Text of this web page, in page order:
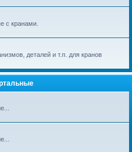
с кранами.
деталей и т.п. для кранов